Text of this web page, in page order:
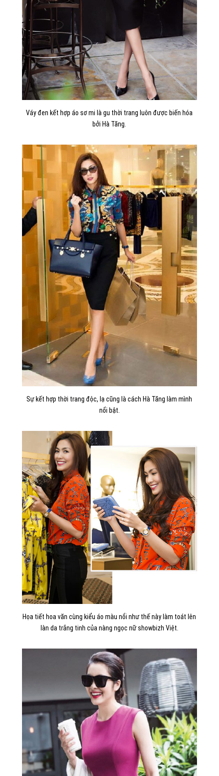
Váy đen kết hợp áo sơ mi là gu thời trang luôn được biến hóa
bởi Hà Tăng.
Sự kết hợp thời trang độc, lạ cũng là cách Hà Tăng làm mình
nổi bật.
Họa tiết hoa văn cùng kiểu áo màu nổi như thế này làm toát lên
làn da trắng tinh của nàng ngọc nữ showbizh Việt.